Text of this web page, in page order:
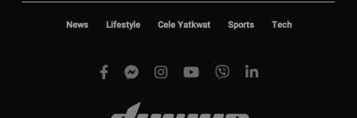
News Lifestyle Cele Yatkwat Sports Tech